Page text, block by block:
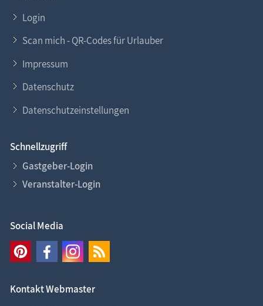
Login
Scan mich - QR-Codes für Urlauber
Impressum
Datenschutz
Datenschutzeinstellungen
Schnellzugriff
Gastgeber-Login
Veranstalter-Login
Social Media
Kontakt Webmaster